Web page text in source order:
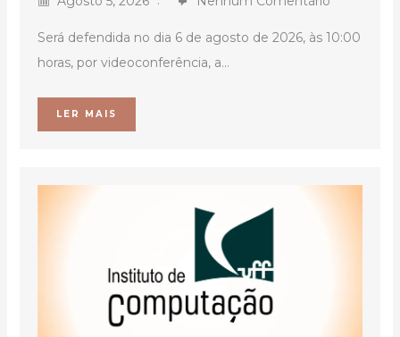
Será defendida no dia 6 de agosto de 2026, às 10:00
horas, por videoconferência, a...
LER MAIS